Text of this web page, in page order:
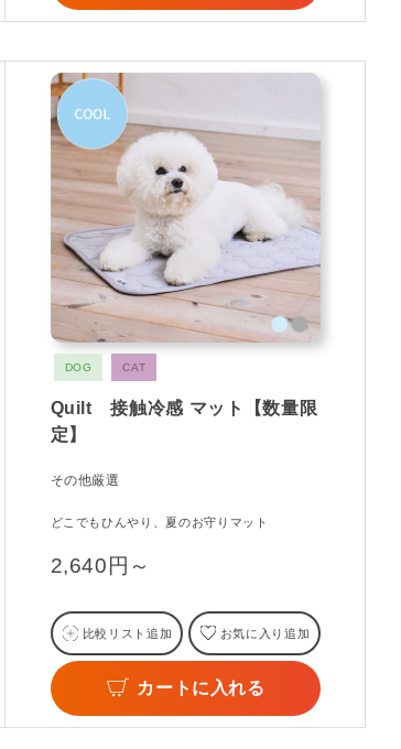
DOG CAT
Quilt 接触冷感 マット【数量限
定】
その他厳選
どこでもひんやり、夏のお守りマット
2,640円～
比較リスト追加 お気に入り追加
カートに入れる